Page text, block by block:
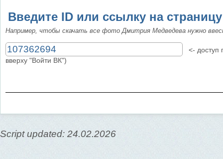
Введите ID или ссылку на
Например, чтобы скачать все фото Дмитрия Медведева нужно
<- доступ
вверху "Войти ВК")
Script updated: 24.02.2026